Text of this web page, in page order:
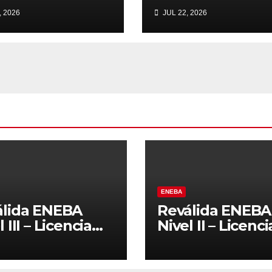
2026 JUL 22, 2026
ENEBA
III – Licencia
ENEBA
Reválida ENEBA
Nivel II –